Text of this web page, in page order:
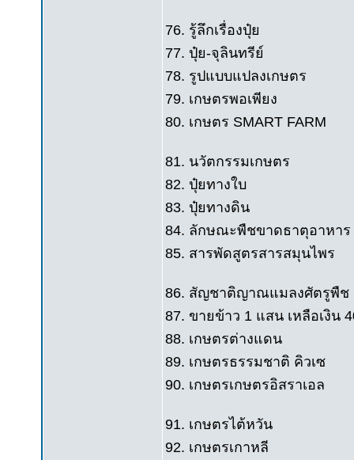
76. รู้ลึกเรื่องปุ๋ย
77. ปุ๋ย-จุลินทรีย์
78. รูปแบบแปลงเกษตร
79. เกษตรพอเพียง
80. เกษตร SMART FARM
81. นวัตกรรมเกษตร
82. ปุ๋ยทางใบ
83. ปุ๋ยทางดิน
84. ลักษณะพืชขาดธาตุอาหาร
85. สารพัดสูตรสารสมุนไพร
86. สัญชาติญาณแมลงศัตรูพืช
87. ขายข้าว 1 แสน เหลือเงิน
88. เกษตรต่างแดน
89. เกษตรธรรมชาติ คิวเซ
90. เกษตรเกษตรอิสราเอล
91. เกษตรไต้หวัน
92. เกษตรเกาหลี